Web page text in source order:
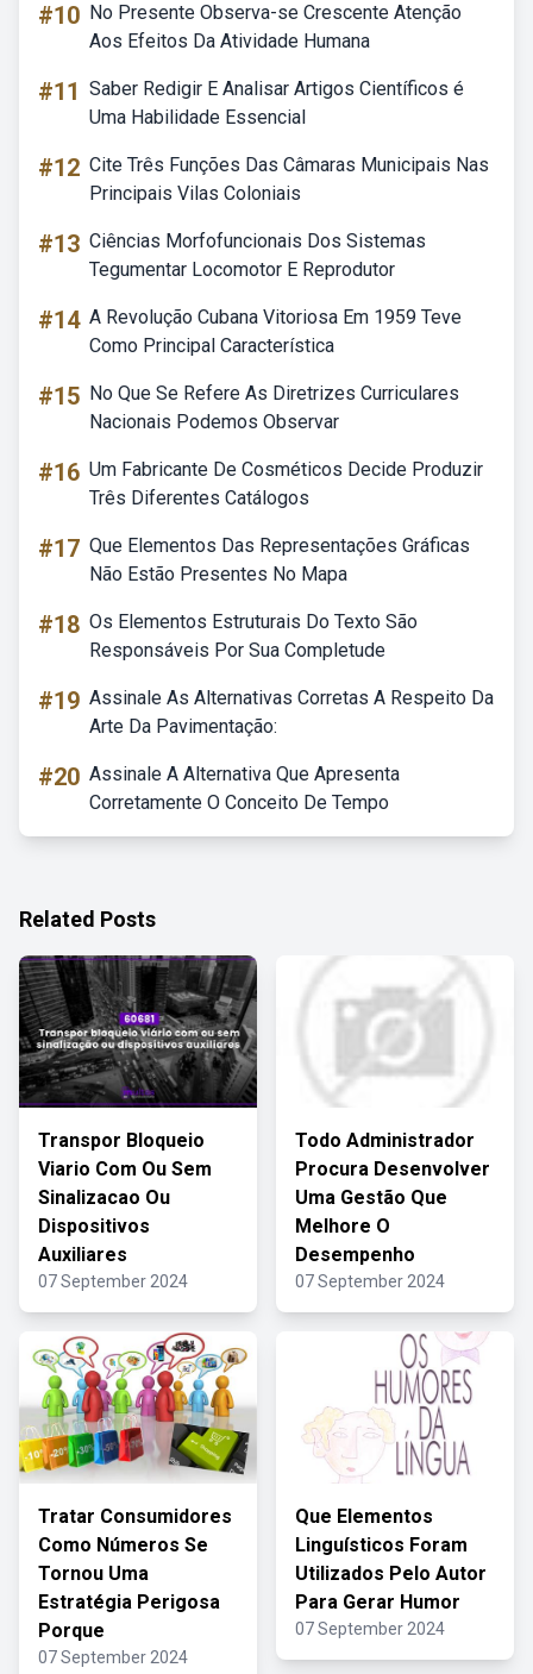
#10 No Presente Observa-se Crescente Atenção
Aos Efeitos Da Atividade Humana
#11 Saber Redigir E Analisar Artigos Científicos é
Uma Habilidade Essencial
#12 Cite Três Funções Das Câmaras Municipais Nas
Principais Vilas Coloniais
#13 Ciências Morfofuncionais Dos Sistemas
Tegumentar Locomotor E Reprodutor
#14 A Revolução Cubana Vitoriosa Em 1959 Teve
Como Principal Característica
#15 No Que Se Refere As Diretrizes Curriculares
Nacionais Podemos Observar
#16 Um Fabricante De Cosméticos Decide Produzir
Três Diferentes Catálogos
#17 Que Elementos Das Representações Gráficas
Não Estão Presentes No Mapa
#18 Os Elementos Estruturais Do Texto São
Responsáveis Por Sua Completude
#19 Assinale As Alternativas Corretas A Respeito Da
Arte Da Pavimentação:
#20 Assinale A Alternativa Que Apresenta
Corretamente O Conceito De Tempo
Related Posts
Transpor Bloqueio
Viario Com Ou Sem
Sinalizacao Ou
Dispositivos
Auxiliares
07 September 2024
Todo Administrador
Procura Desenvolver
Uma Gestão Que
Melhore O
Desempenho
07 September 2024
Tratar Consumidores
Como Números Se
Tornou Uma
Estratégia Perigosa
Porque
07 September 2024
Que Elementos
Linguísticos Foram
Utilizados Pelo Autor
Para Gerar Humor
07 September 2024